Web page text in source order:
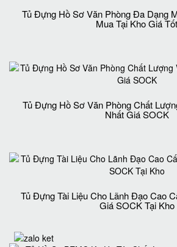
Tủ Đựng Hồ Sơ Văn Phòng Đa Dạng
Mua Tại Kho Giá Tốt
Tủ Đựng Hồ Sơ Văn Phòng Chất
Nhất Giá SOCK
Tủ Đựng Tài Liệu Cho Lãnh Đạo Cao
Giá SOCK Tại Kho